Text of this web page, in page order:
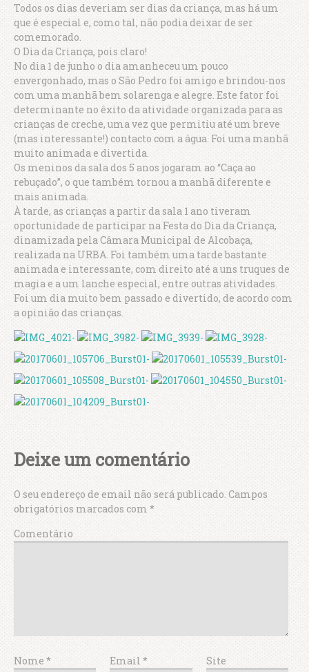
Todos os dias deveriam ser dias da criança, mas há um
que é especial e, como tal, não podia deixar de ser
comemorado.
O Dia da Criança, pois claro!
No dia 1 de junho o dia amanheceu um pouco
envergonhado, mas o São Pedro foi amigo e brindou-nos
com uma manhã bem solarenga e alegre. Este fator foi
determinante no êxito da atividade organizada para as
crianças de creche, uma vez que permitiu até um breve
(mas interessante!) contacto com a água. Foi uma manhã
muito animada e divertida.
Os meninos da sala dos 5 anos jogaram ao “Caça ao
rebuçado”, o que também tornou a manhã diferente e
mais animada.
À tarde, as crianças a partir da sala 1 ano tiveram
oportunidade de participar na Festa do Dia da Criança,
dinamizada pela Câmara Municipal de Alcobaça,
realizada na URBA. Foi também uma tarde bastante
animada e interessante, com direito até a uns truques de
magia e a um lanche especial, entre outras atividades.
Foi um dia muito bem passado e divertido, de acordo com
a opinião das crianças.
Deixe um comentário
O seu endereço de email não será publicado. Campos
obrigatórios marcados com *
Comentário
Nome * Email* Site